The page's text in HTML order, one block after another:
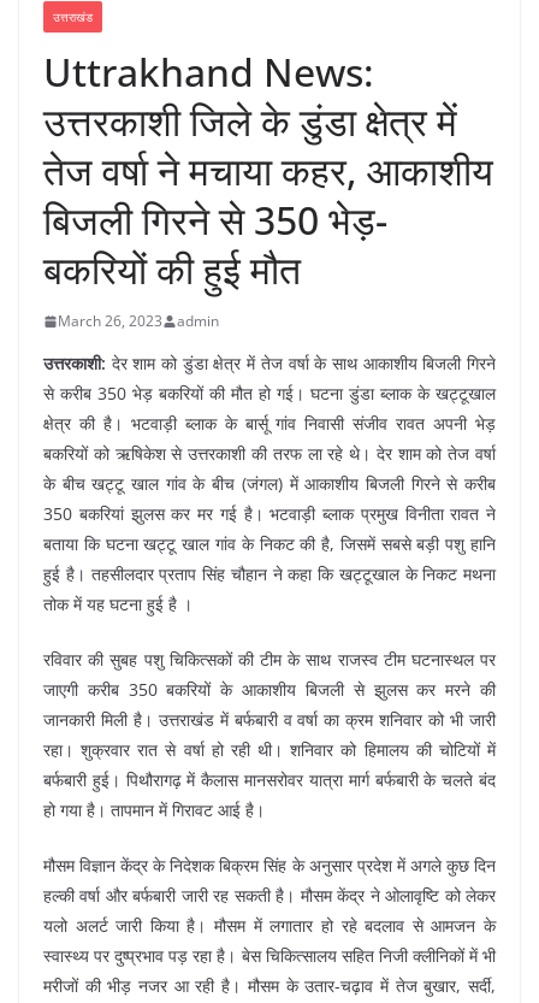
उत्तराखंड
Uttrakhand News:
उत्तरकाशी जिले के डुंडा क्षेत्र में
तेज वर्षा ने मचाया कहर, आकाशीय
बिजली गिरने से 350 भेड़-
बकरियों की हुई मौत
March 26, 2023 admin
उत्तरकाशी: देर शाम को डुंडा क्षेत्र में तेज वर्षा के साथ आकाशीय बिजली गिरने
से करीब 350 भेड़ बकरियों की मौत हो गई। घटना डुंडा ब्लाक के खट्टूखाल
क्षेत्र की है। भटवाड़ी ब्लाक के बार्सू गांव निवासी संजीव रावत अपनी भेड़
बकरियों को ऋषिकेश से उत्तरकाशी की तरफ ला रहे थे। देर शाम को तेज वर्षा
के बीच खट्टू खाल गांव के बीच (जंगल) में आकाशीय बिजली गिरने से करीब
350 बकरियां झुलस कर मर गई है। भटवाड़ी ब्लाक प्रमुख विनीता रावत ने
बताया कि घटना खट्टू खाल गांव के निकट की है, जिसमें सबसे बड़ी पशु हानि
हुई है। तहसीलदार प्रताप सिंह चौहान ने कहा कि खट्टूखाल के निकट मथना
तोक में यह घटना हुई है ।
रविवार की सुबह पशु चिकित्सकों की टीम के साथ राजस्व टीम घटनास्थल पर
जाएगी करीब 350 बकरियों के आकाशीय बिजली से झुलस कर मरने की
जानकारी मिली है। उत्तराखंड में बर्फबारी व वर्षा का क्रम शनिवार को भी जारी
रहा। शुक्रवार रात से वर्षा हो रही थी। शनिवार को हिमालय की चोटियों में
बर्फबारी हुई। पिथौरागढ़ में कैलास मानसरोवर यात्रा मार्ग बर्फबारी के चलते बंद
हो गया है। तापमान में गिरावट आई है।
मौसम विज्ञान केंद्र के निदेशक बिक्रम सिंह के अनुसार प्रदेश में अगले कुछ दिन
हल्की वर्षा और बर्फबारी जारी रह सकती है। मौसम केंद्र ने ओलावृष्टि को लेकर
यलो अलर्ट जारी किया है। मौसम में लगातार हो रहे बदलाव से आमजन के
स्वास्थ्य पर दुष्प्रभाव पड़ रहा है। बेस चिकित्सालय सहित निजी क्लीनिकों में भी
मरीजों की भीड़ नजर आ रही है। मौसम के उतार-चढ़ाव में तेज बुखार, सर्दी,